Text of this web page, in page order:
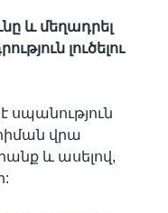
և մեղադրել
լուծելու
վրա
և ասելով,